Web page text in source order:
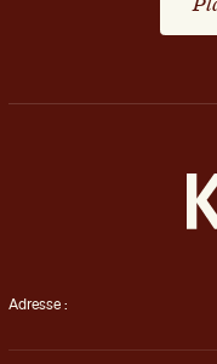
Adresse :